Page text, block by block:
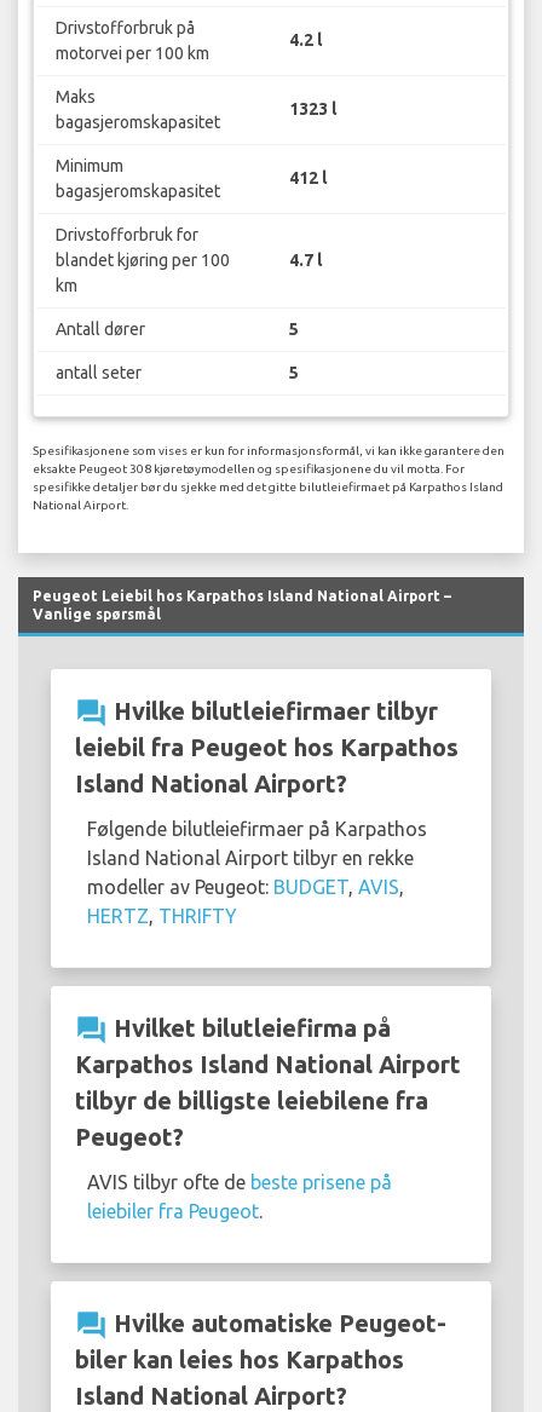
Drivstofforbruk på
motorvei per 100 km
4.2 l
Maks
bagasjeromskapasitet
1323 l
Minimum
bagasjeromskapasitet
412 l
Drivstofforbruk for
blandet kjøring per 100
km
4.7 l
Antall dører 5
antall seter 5
Spesifikasjonene som vises er kun for informasjonsformål, vi kan ikke garantere den
eksakte Peugeot 308 kjøretøymodellen og spesifikasjonene du vil motta. For
spesifikke detaljer bør du sjekke med det gitte bilutleiefirmaet på Karpathos Island
National Airport.
Peugeot Leiebil hos Karpathos Island National Airport –
Vanlige spørsmål
question_answer Hvilke bilutleiefirmaer tilbyr
leiebil fra Peugeot hos Karpathos
Island National Airport?
Følgende bilutleiefirmaer på Karpathos
Island National Airport tilbyr en rekke
modeller av Peugeot: BUDGET, AVIS,
HERTZ, THRIFTY
question_answer Hvilket bilutleiefirma på
Karpathos Island National Airport
tilbyr de billigste leiebilene fra
Peugeot?
AVIS tilbyr ofte de beste prisene på
leiebiler fra Peugeot.
question_answer Hvilke automatiske Peugeot-
biler kan leies hos Karpathos
Island National Airport?